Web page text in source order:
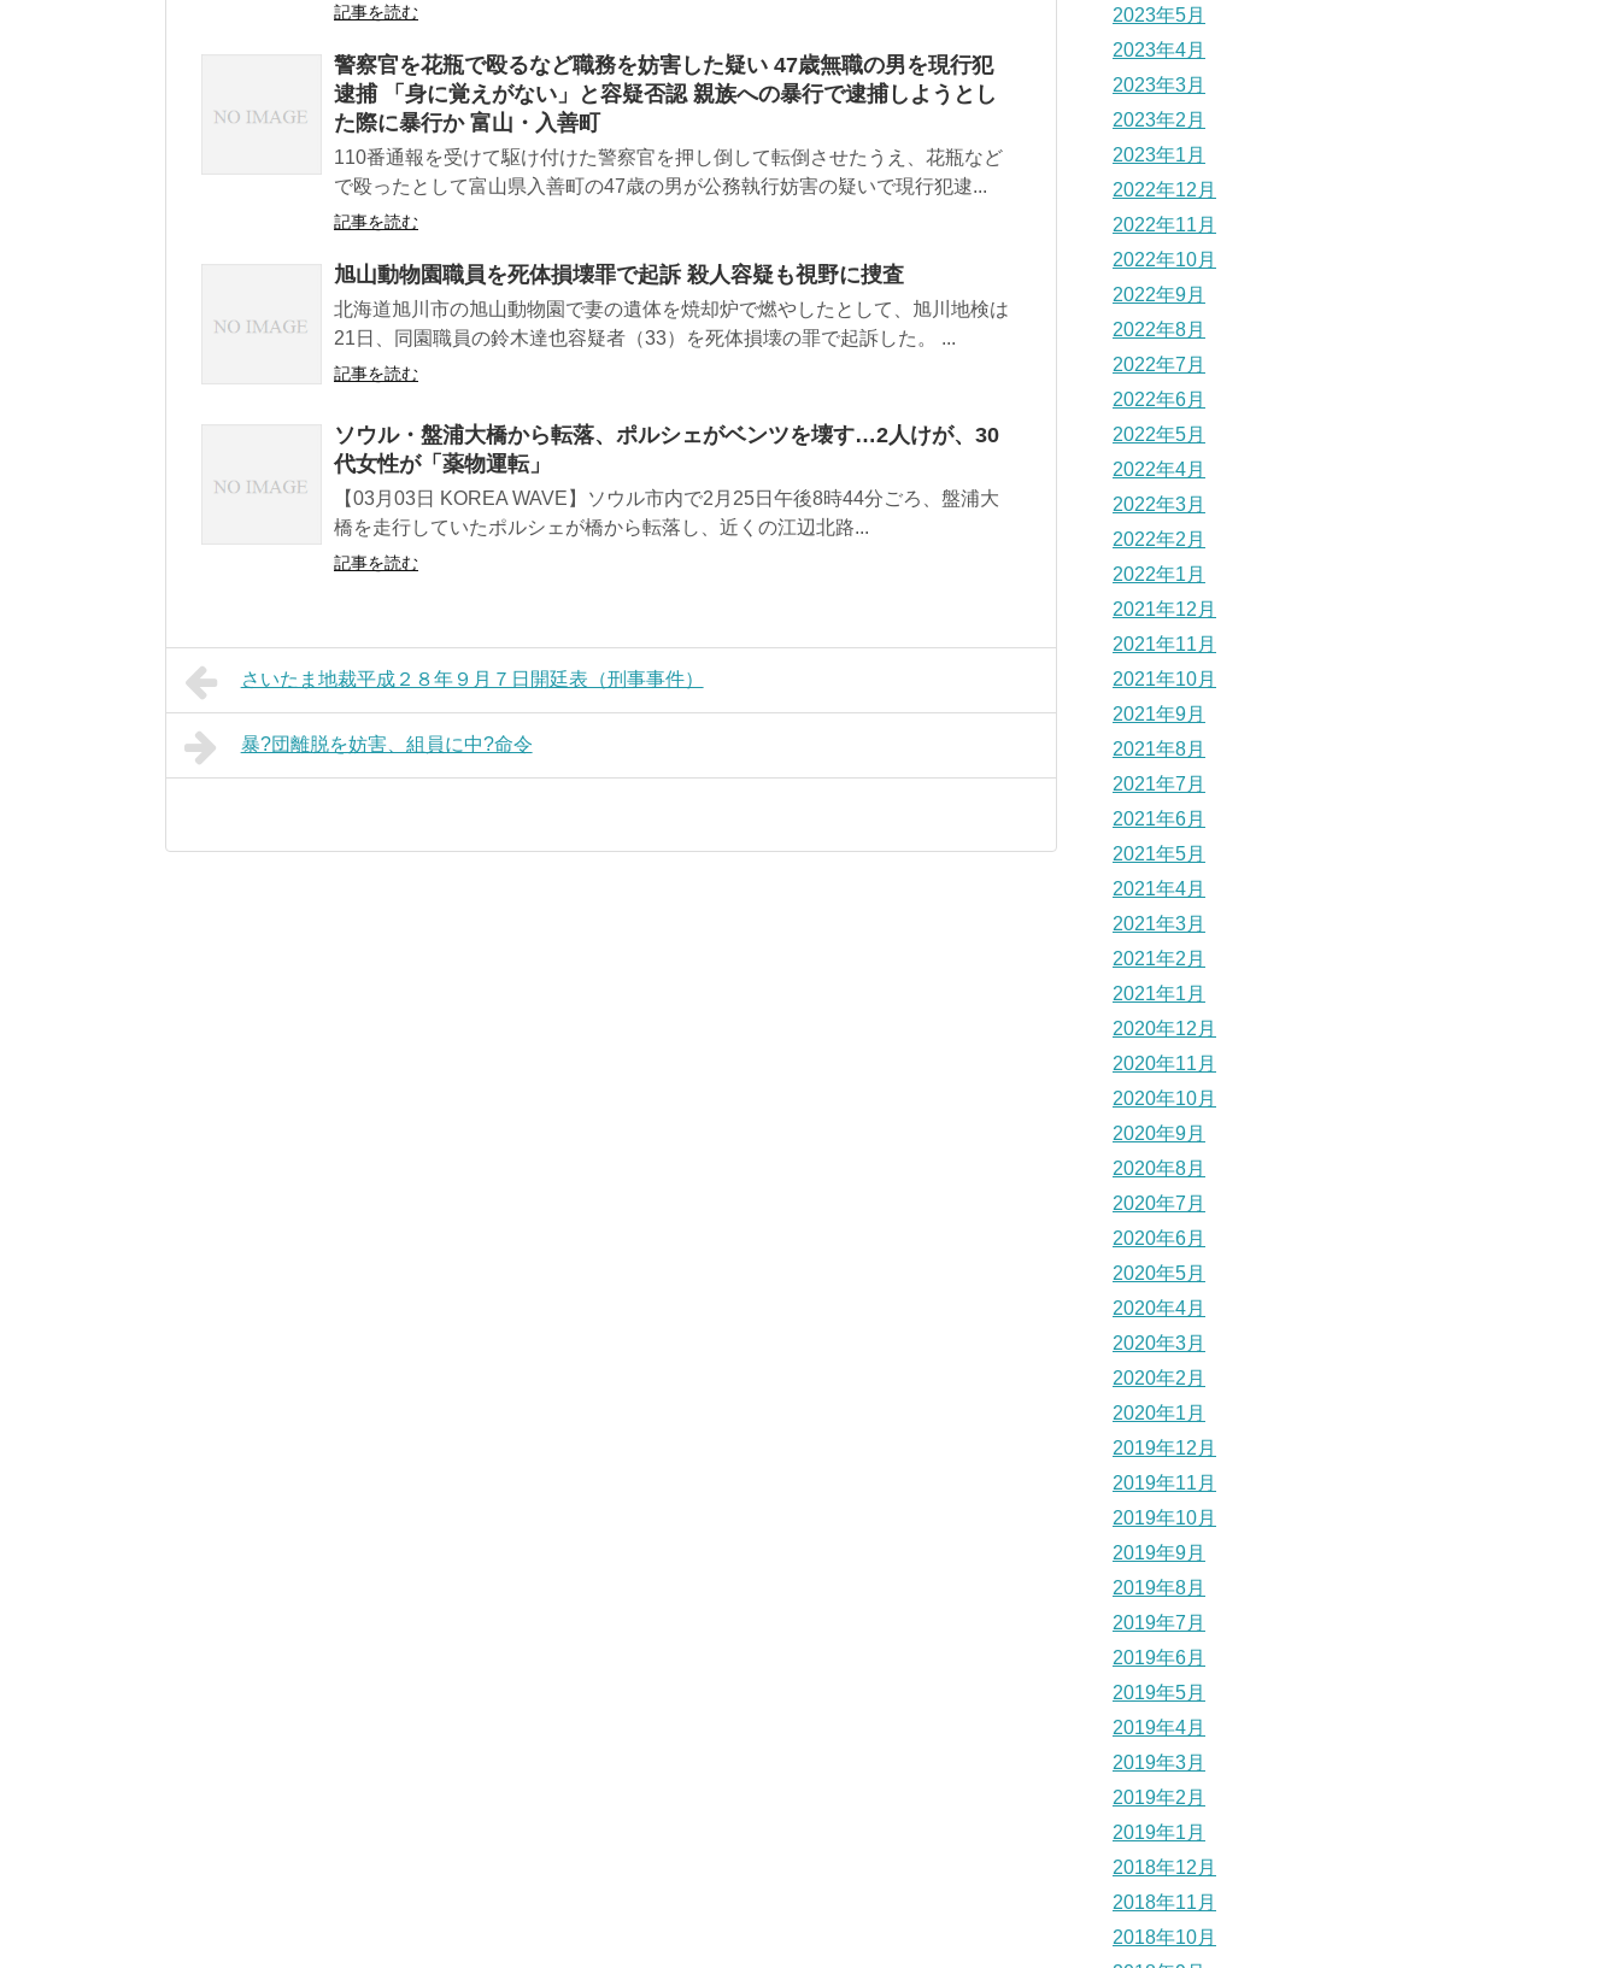
記事を読む
警察官を花瓶で殴るなど職務を妨害した疑い 47歳無職の男を現行犯
逮捕 「身に覚えがない」と容疑否認 親族への暴行で逮捕しようとし
た際に暴行か 富山・入善町
110番通報を受けて駆け付けた警察官を押し倒して転倒させたうえ、花瓶など
で殴ったとして富山県入善町の47歳の男が公務執行妨害の疑いで現行犯逮...
記事を読む
旭山動物園職員を死体損壊罪で起訴 殺人容疑も視野に捜査
北海道旭川市の旭山動物園で妻の遺体を焼却炉で燃やしたとして、旭川地検は
21日、同園職員の鈴木達也容疑者（33）を死体損壊の罪で起訴した。 ...
記事を読む
ソウル・盤浦大橋から転落、ポルシェがベンツを壊す…2人けが、30
代女性が「薬物運転」
【03月03日 KOREA WAVE】ソウル市内で2月25日午後8時44分ごろ、盤浦大
橋を走行していたポルシェが橋から転落し、近くの江辺北路...
記事を読む
さいたま地裁平成２８年９月７日開廷表（刑事事件）
暴?団離脱を妨害、組員に中?命令
2023年5月
2023年4月
2023年3月
2023年2月
2023年1月
2022年12月
2022年11月
2022年10月
2022年9月
2022年8月
2022年7月
2022年6月
2022年5月
2022年4月
2022年3月
2022年2月
2022年1月
2021年12月
2021年11月
2021年10月
2021年9月
2021年8月
2021年7月
2021年6月
2021年5月
2021年4月
2021年3月
2021年2月
2021年1月
2020年12月
2020年11月
2020年10月
2020年9月
2020年8月
2020年7月
2020年6月
2020年5月
2020年4月
2020年3月
2020年2月
2020年1月
2019年12月
2019年11月
2019年10月
2019年9月
2019年8月
2019年7月
2019年6月
2019年5月
2019年4月
2019年3月
2019年2月
2019年1月
2018年12月
2018年11月
2018年10月